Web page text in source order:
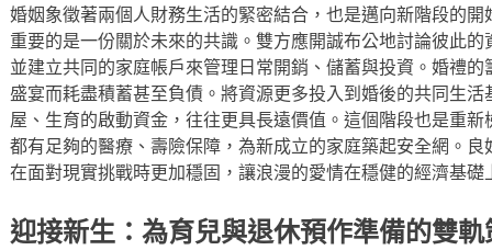
婚姻象徵著兩個人財務生活的緊密結合，也是邁向新階段的
重要的是一份關於未來的共識。雙方應開誠布公地討論彼此
並建立共同的家庭帳戶來管理日常開銷、儲蓄與投資。婚禮
盛宴而耗盡積蓄甚至負債。將資源更多投入到婚後的共同生
屋、生育的啟動資金，往往更具長遠價值。這個階段也是重
都有足夠的醫療、壽險保障，為新成立的家庭築起安全網。
在面對現實挑戰時更加穩固，讓浪漫的愛情在穩健的經濟基礎
迎接新生：為育兒與退休預作準備的雙軌